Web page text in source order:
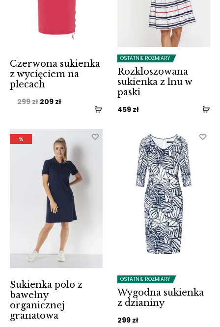
Czerwona sukienka
z wycięciem na
plecach
299zł Pierwotna
wynosiła:
299 zł.
209 złAktualna
wynosi:
209 zł.
OSTATNIE ROZMIARY
Rozkloszowana
sukienka z lnu w
paski
459 zł
%
Sukienka polo z
bawełny
organicznej
granatowa
OSTATNIE ROZMIARY
Wygodna sukienka
z dzianiny
299 zł